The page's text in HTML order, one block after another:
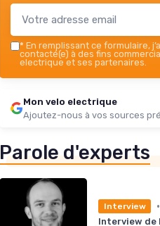
* En remplissant ce formulaire,
contacté(e) à des fins
electrique et ses partenaires.
Mon velo electrique
Ajoutez-nous à vos sources
Parole d'experts
Interview •
Interview de